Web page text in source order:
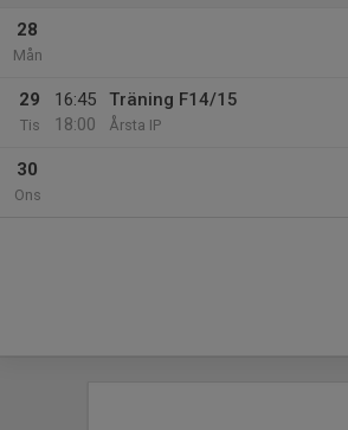
28
Mån
29
Tis
16:45
18:00
Träning F14/15
Årsta IP
30
Ons